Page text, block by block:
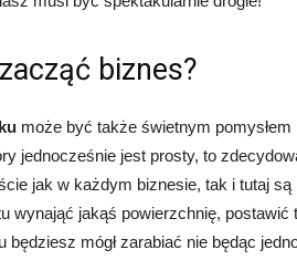
biznes?
może być także świetnym
jednocześnie jest prosty, to
jak w każdym biznesie, tak i tutaj
wynająć jakąś powierzchnię,
mógł zarabiać nie będąc